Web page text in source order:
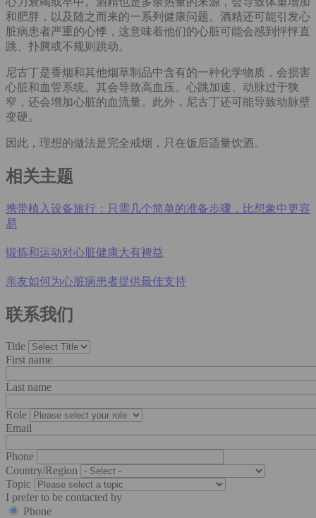
和肥胖，以及随之而来的一系列健康问题。酒精还可能引发心
脏病患者严重的心悸，这意味着他们的心脏可能会感到怦怦直
跳、扑腾或不规则跳动。
尼古丁是香烟和其他烟草制品中含有的一种化学物质，会损害
心脏和血管系统。其会导致高血压、心跳加速、动脉过于狭
窄，还会增加心脏的血流量。此外，尼古丁还可能导致动脉壁
变硬。
因此，理想的做法是完全戒烟，只在饭后适量饮酒。
相关主题
携带植入设备旅行：只需几个简单的准备步骤，比想象中更容
易
锻炼和运动对心脏健康大有裨益
亲友如何为心脏病患者提供最佳支持
联系我们
Title
First name
Last name
Role
Email
Phone
Country/Region
Topic
I prefer to be contacted by
Phone